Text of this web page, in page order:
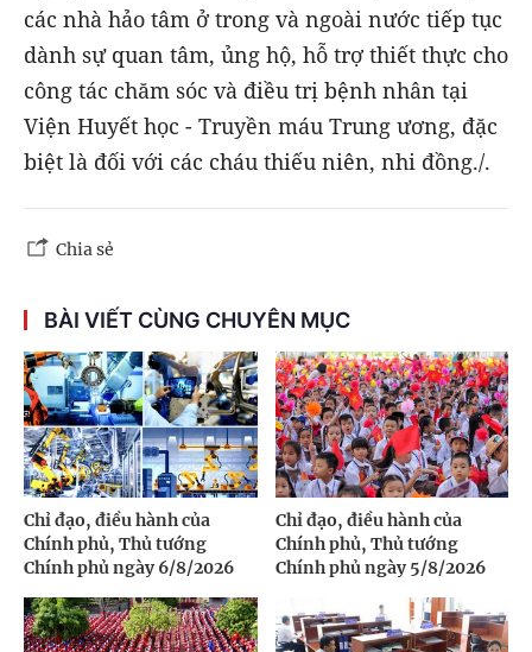
các nhà hảo tâm ở trong và ngoài nước tiếp tục
dành sự quan tâm, ủng hộ, hỗ trợ thiết thực cho
công tác chăm sóc và điều trị bệnh nhân tại
Viện Huyết học - Truyền máu Trung ương, đặc
biệt là đối với các cháu thiếu niên, nhi đồng./.
Chia sẻ
BÀI VIẾT CÙNG CHUYÊN MỤC
Chỉ đạo, điều hành của
Chính phủ, Thủ tướng
Chính phủ ngày 6/8/2026
Chỉ đạo, điều hành của
Chính phủ, Thủ tướng
Chính phủ ngày 5/8/2026